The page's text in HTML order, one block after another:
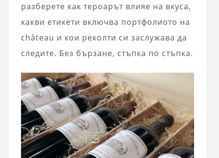
разберете как тероарът влияе на вкуса,
какви етикети включва портфолиото на
château и кои реколти си заслужава да
следите. Без бързане, стъпка по стъпка.